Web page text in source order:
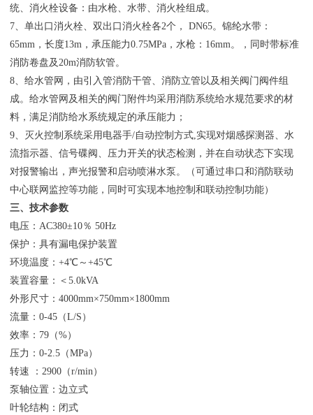
统、消火栓设备：由水枪、水带、消火栓组成。
7、单出口消火栓、双出口消火栓各2个， DN65。锦纶水带：
65mm，长度13m，承压能力0.75MPa，水枪：16mm。，同时带标准
消防卷盘及20m消防软管。
8、给水管网，由引入管消防干管、消防立管以及相关阀门阀件组
成。给水管网及相关的阀门附件均采用消防系统给水规范要求的材
料，满足消防给水系统规定的承压能力；
9、灭火控制系统采用电器手/自动控制方式,实现对烟感探测器、水
流指示器、信号碟阀、压力开关的状态检测，并在自动状态下实现
对报警输出，声光报警和启动喷淋水泵。（可通过串口和消防联动
中心联网监控等功能，同时可实现本地控制和联动控制功能）
三、技术参数
电压：AC380±10％ 50Hz
保护：具有漏电保护装置
环境温度：+4℃～+45℃
装置容量：＜5.0kVA
外形尺寸：4000mm×750mm×1800mm
流量：0-45（L/S）
效率：79（%）
压力：0-2.5（MPa）
转速 ：2900（r/min）
泵轴位置：边立式
叶轮结构：闭式